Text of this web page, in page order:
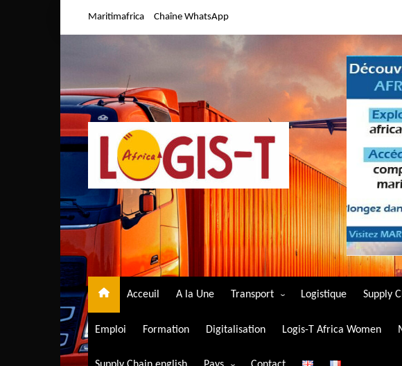
Maritimafrica Chaîne WhatsApp
Acceuil A la Une Transport
Transport aérien
Logistique Supply
Emploi Formation Digitalisation Logis-T Africa Women